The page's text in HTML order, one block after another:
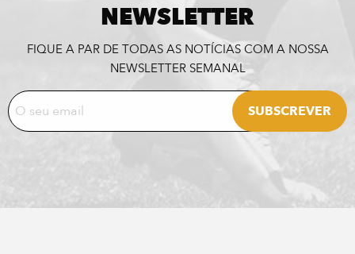
NEWSLETTER
FIQUE A PAR DE TODAS AS NOTÍCIAS COM A NOSSA
NEWSLETTER SEMANAL